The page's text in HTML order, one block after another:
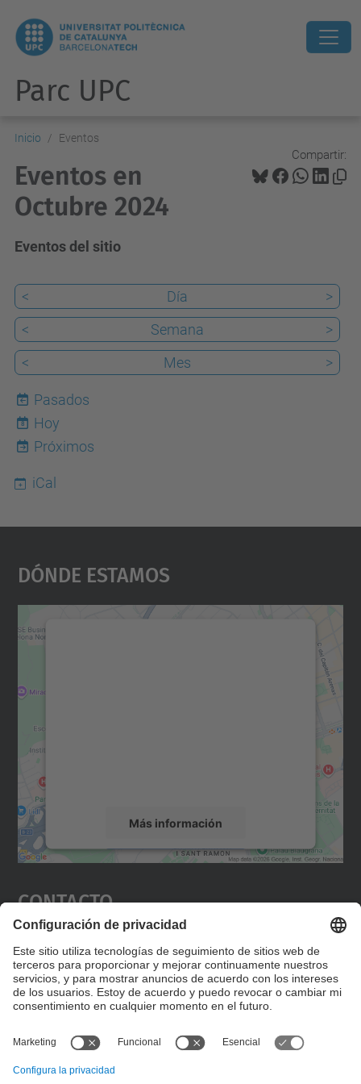
Parc UPC
Inicio Eventos
Compartir:
Eventos en
Octubre 2024
Eventos del sitio
< Día
>
<
Semana
>
<
Mes >
Pasados
8
Hoy
Próximos
iCal
Dónde Estamos
Más información
Aceptar
powered by
Contacto
Editad en la página "Contacto personalizado", que
encontraréis en la raíz de español, vuestros datos
personalizados de contacto.
Formulario de contacto